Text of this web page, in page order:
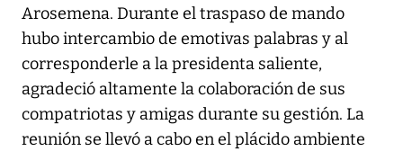
Arosemena. Durante el traspaso de mando
hubo intercambio de emotivas palabras y al
corresponderle a la presidenta saliente,
agradeció altamente la colaboración de sus
compatriotas y amigas durante su gestión. La
reunión se llevó a cabo en el plácido ambiente